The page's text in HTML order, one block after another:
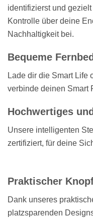
identifizierst und
Kontrolle über deine
Nachhaltigkeit bei.
Bequeme
Lade dir die Smart Life
verbinde deinen Smart
Hochwertiges
Unsere intelligenten
zertifiziert, für deine
Praktischer
Dank unseres
platzsparenden